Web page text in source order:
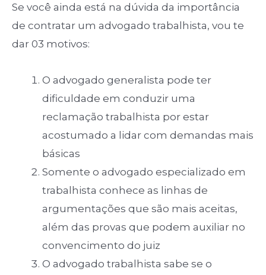
Se você ainda está na dúvida da importância
de contratar um advogado trabalhista, vou te
dar 03 motivos:
O advogado generalista pode ter
dificuldade em conduzir uma
reclamação trabalhista por estar
acostumado a lidar com demandas mais
básicas
Somente o advogado especializado em
trabalhista conhece as linhas de
argumentações que são mais aceitas,
além das provas que podem auxiliar no
convencimento do juiz
O advogado trabalhista sabe se o